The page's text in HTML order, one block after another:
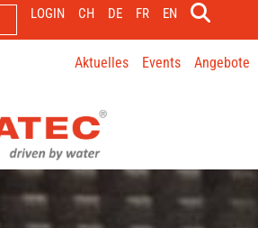
LOGIN CH DE FR EN
Aktuelles Events Angebote